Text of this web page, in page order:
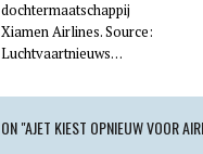
dochtermaatschappij
Xiamen Airlines. Source:
Luchtvaartnieuws…
ON "AJET KIEST OPNIEUW VOOR